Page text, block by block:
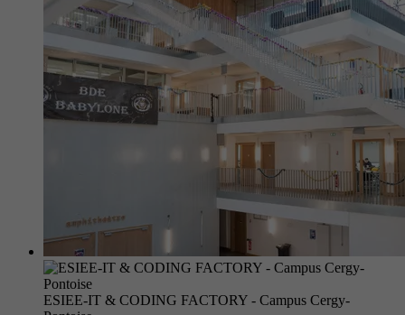
ESIEE-IT & CODING FACTORY - Campus Cergy-